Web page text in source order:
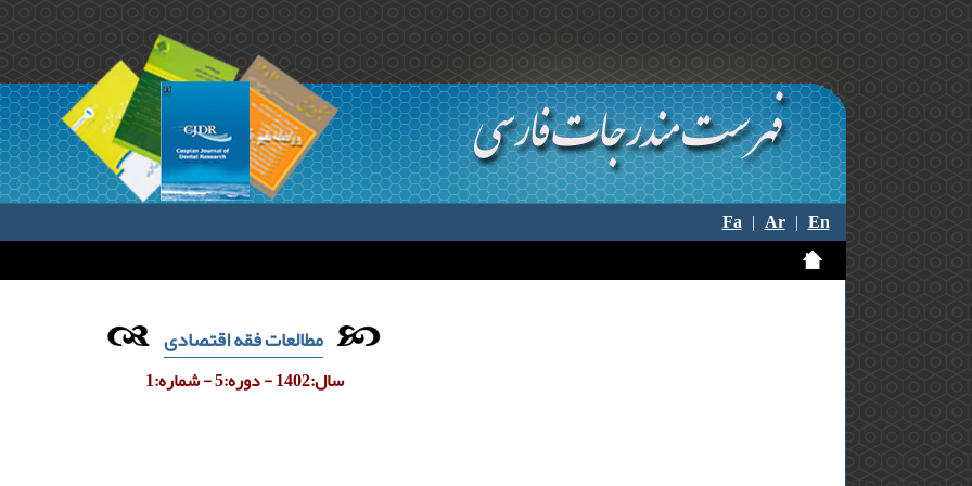
Fa|Ar|En
مطالعات فقه اقتصادی
سال:1402 - دوره:5 - شماره:1